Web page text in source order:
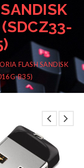
FLASH SANDISK
B35)